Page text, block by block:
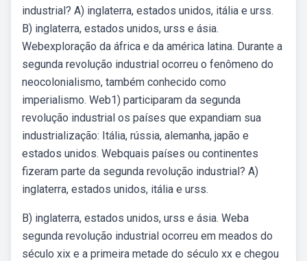
industrial? A) inglaterra, estados unidos, itália e urss.
B) inglaterra, estados unidos, urss e ásia.
Webexploração da áfrica e da américa latina. Durante a
segunda revolução industrial ocorreu o fenômeno do
neocolonialismo, também conhecido como
imperialismo. Web1) participaram da segunda
revolução industrial os países que expandiam sua
industrialização: Itália, rússia, alemanha, japão e
estados unidos. Webquais países ou continentes
fizeram parte da segunda revolução industrial? A)
inglaterra, estados unidos, itália e urss.
B) inglaterra, estados unidos, urss e ásia. Weba
segunda revolução industrial ocorreu em meados do
século xix e a primeira metade do século xx e chegou